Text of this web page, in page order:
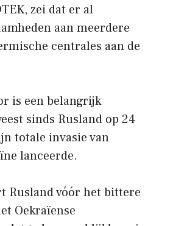
zei dat er al
aan meerdere
centrales aan de
is een belangrijk
sinds Rusland op 24
totale invasie van
lanceerde.
Rusland vóór het bittere
Oekraïense